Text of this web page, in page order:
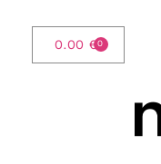
0.00 €0